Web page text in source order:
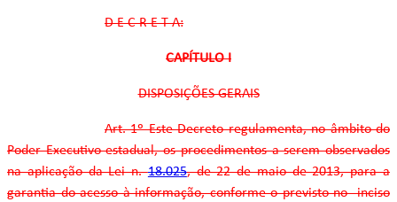
D E C R E T A:
CAPÍTULO I
DISPOSIÇÕES GERAIS
Art. 1º Este Decreto regulamenta, no âmbito do
Poder Executivo estadual, os procedimentos a serem observados
na aplicação da Lei n.18.025, de 22 de maio de 2013, para a
garantia do acesso à informação, conforme o previsto no inciso